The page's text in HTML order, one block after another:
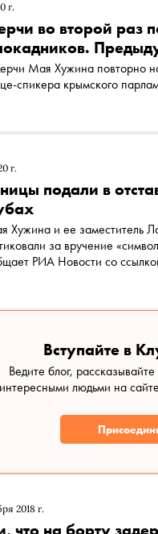
г.
во второй раз
Мая Хужина повторно написала
спикера крымского
г.
подали в
Хужина и ее заместитель
за вручение
Вступайте в
Ведите блог,
интересными людьми на
2018 г.